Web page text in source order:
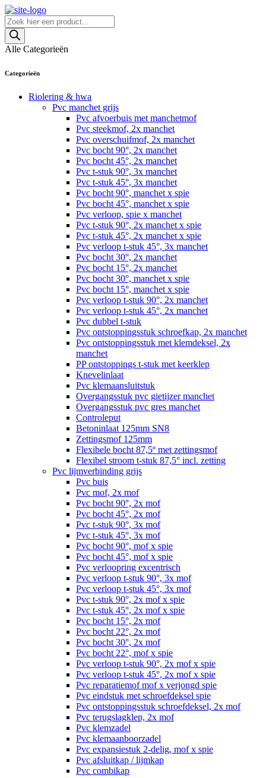
Skip
to
content
Producten
zoeken
Alle Categorieën
Categorieën
Riolering & hwa
Pvc manchet grijs
Pvc afvoerbuis met manchetmof
Pvc steekmof, 2x manchet
Pvc overschuifmof, 2x manchet
Pvc bocht 90°, 2x manchet
Pvc bocht 45°, 2x manchet
Pvc t-stuk 90°, 3x manchet
Pvc t-stuk 45°, 3x manchet
Pvc bocht 90°, manchet x spie
Pvc bocht 45°, manchet x spie
Pvc verloop, spie x manchet
Pvc t-stuk 90°, 2x manchet x spie
Pvc t-stuk 45°, 2x manchet x spie
Pvc verloop t-stuk 45°, 3x manchet
Pvc bocht 30°, 2x manchet
Pvc bocht 15°, 2x manchet
Pvc bocht 30°, manchet x spie
Pvc bocht 15°, manchet x spie
Pvc verloop t-stuk 90°, 2x manchet
Pvc verloop t-stuk 45°, 2x manchet
Pvc dubbel t-stuk
Pvc ontstoppingsstuk schroefkap, 2x manchet
Pvc ontstoppingsstuk met klemdeksel, 2x
manchet
PP ontstoppings t-stuk met keerklep
Knevelinlaat
Pvc klemaansluitstuk
Overgangsstuk pvc gietijzer manchet
Overgangsstuk pvc gres manchet
Controleput
Betoninlaat 125mm SN8
Zettingsmof 125mm
Flexibele bocht 87,5º met zettingsmof
Flexibel stroom t-stuk 87,5° incl. zetting
Pvc lijmverbinding grijs
Pvc buis
Pvc mof, 2x mof
Pvc bocht 90°, 2x mof
Pvc bocht 45°, 2x mof
Pvc t-stuk 90°, 3x mof
Pvc t-stuk 45°, 3x mof
Pvc bocht 90°, mof x spie
Pvc bocht 45°, mof x spie
Pvc verloopring excentrisch
Pvc verloop t-stuk 90°, 3x mof
Pvc verloop t-stuk 45°, 3x mof
Pvc t-stuk 90°, 2x mof x spie
Pvc t-stuk 45°, 2x mof x spie
Pvc bocht 15°, 2x mof
Pvc bocht 22°, 2x mof
Pvc bocht 30°, 2x mof
Pvc bocht 22°, mof x spie
Pvc verloop t-stuk 90°, 2x mof x spie
Pvc verloop t-stuk 45°, 2x mof x spie
Pvc reparatiemof mof x verjongd spie
Pvc eindstuk met schroefdeksel spie
Pvc ontstoppingsstuk schroefdeksel, 2x mof
Pvc terugslagklep, 2x mof
Pvc klemzadel
Pvc klemaanboorzadel
Pvc expansiestuk 2-delig, mof x spie
Pvc afsluitkap / lijmkap
Pvc combikap